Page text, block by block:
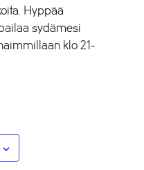
Hyppää
sydämesi
klo 21-